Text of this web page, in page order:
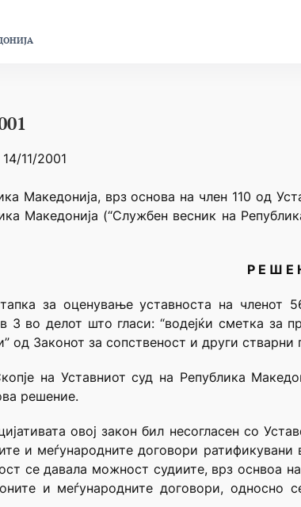
14/11/2001
Македонија, врз основа на член 110 од
Македонија (“Службен весник на
Р Е Ш Е
за оценување уставноста на членот
3 во делот што гласи: “водејќи сметка
од Законот за сопственост и други
на Уставниот суд на Република
решение.
овој закон бил несогласен со
и меѓународните договори
се давала можност судиите, врз оснвоа
и меѓународните договори,